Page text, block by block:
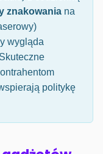
znakowania na
wygląda
politykę